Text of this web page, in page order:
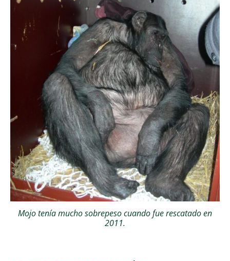
Mojo tenía mucho sobrepeso cuando fue rescatado en
2011.